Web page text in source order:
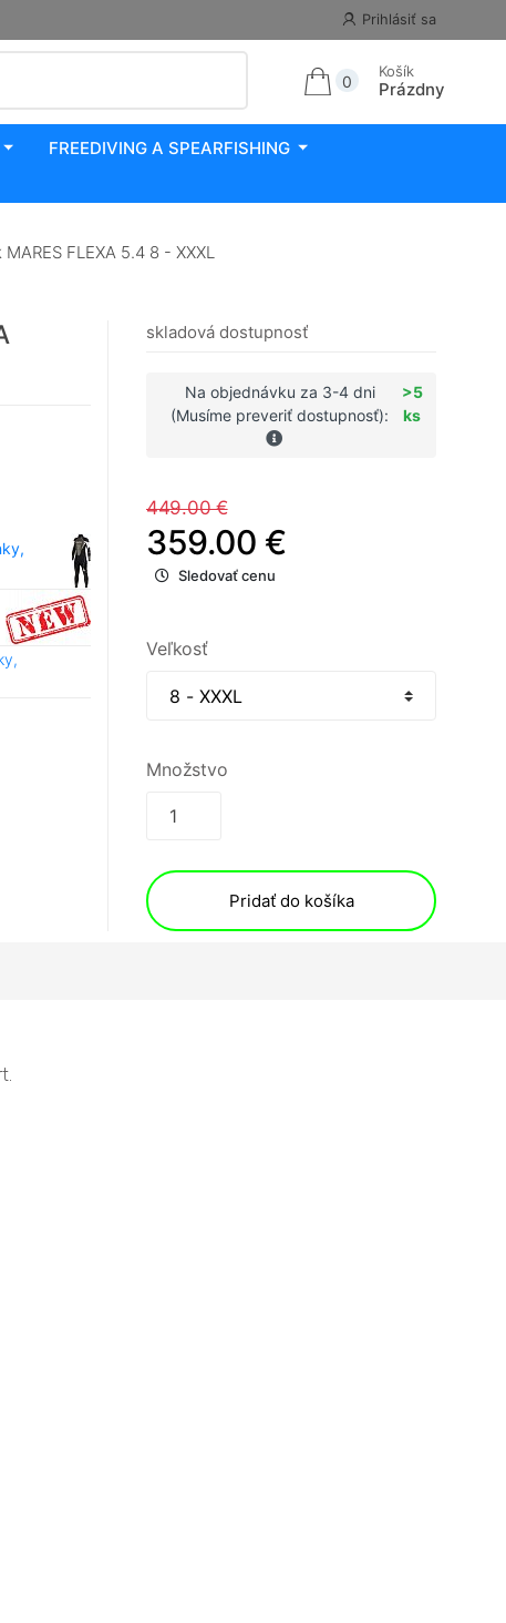
Prihlásiť sa
0
Košík
Prázdny
FREEDIVING A SPEARFISHING
FLEXA 5.4 8 - XXXL
skladová dostupnosť
Na objednávku za 3-4 dni
(Musíme preveriť dostupnosť):
>5
ks
449.00 €
359.00 €
Sledovať cenu
Veľkosť
Množstvo
Pridať do košíka